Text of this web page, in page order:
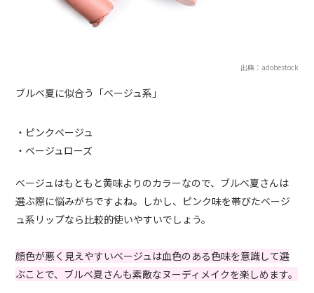
出典：adobestock
ブルベ夏に似合う「ベージュ系」
・ピンクベージュ
・ベージュローズ
ベージュはもともと黄味よりのカラーなので、ブルベ夏さんは
選ぶ際に悩みがちですよね。しかし、ピンク味を帯びたベージ
ュ系リップなら比較的使いやすいでしょう。
顔色が悪く見えやすいベージュは血色のある色味を意識して選
ぶことで、ブルベ夏さんも素敵なヌーディメイクを楽しめます。